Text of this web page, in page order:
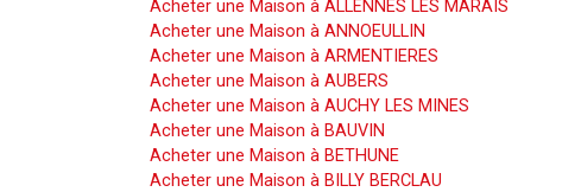
Acheter une Maison à ALLENNES LES MARAIS
Acheter une Maison à ANNOEULLIN
Acheter une Maison à ARMENTIERES
Acheter une Maison à AUBERS
Acheter une Maison à AUCHY LES MINES
Acheter une Maison à BAUVIN
Acheter une Maison à BETHUNE
Acheter une Maison à BILLY BERCLAU